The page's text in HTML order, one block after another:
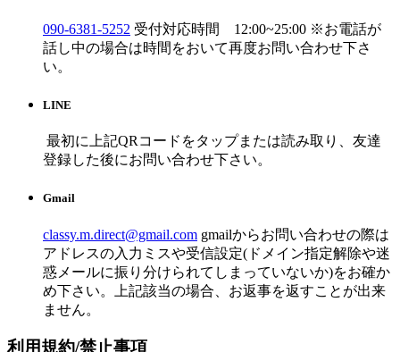
090-6381-5252 受付対応時間 12:00~25:00 ※お電話が
話し中の場合は時間をおいて再度お問い合わせ下さ
い。
LINE
最初に上記QRコードをタップまたは読み取り、友達
登録した後にお問い合わせ下さい。
Gmail
classy.m.direct@gmail.com gmailからお問い合わせの際は
アドレスの入力ミスや受信設定(ドメイン指定解除や迷
惑メールに振り分けられてしまっていないか)をお確か
め下さい。上記該当の場合、お返事を返すことが出来
ません。
利用規約/禁止事項